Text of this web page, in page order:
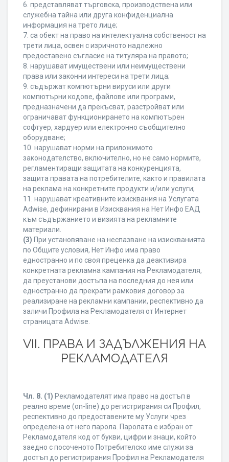
6. представляват търговска, производствена или
служебна тайна или друга конфиденциална
информация на трето лице;
7. са обект на право на интелектуална собственост на
трети лица, освен с изричното надлежно
предоставено съгласие на титуляра на правото;
8. нарушават имуществени или неимуществени
права или законни интереси на трети лица;
9. съдържат компютърни вируси или други
компютърни кодове, файлове или програми,
предназначени да прекъсват, разстройват или
ограничават функционирането на компютърен
софтуер, хардуер или електронно съобщително
оборудване;
10. нарушават норми на приложимото
законодателство, включително, но не само нормите,
регламентиращи защитата на конкуренцията,
защита правата на потребителите, както и правилата
на реклама на конкретните продукти и/или услуги;
11. нарушават креативните изисквания на Услугата
Adwise, дефинирани в Изисквания на Нет Инфо ЕАД
към съдържанието и визията на рекламните
материали.
(3) При установяване на неспазване на изискванията
по Общите условия, Нет Инфо има право
едностранно и по своя преценка да деактивира
конкретната рекламна кампания на Рекламодателя,
да преустанови достъпа на последния до нея или
едностранно да прекрати рамковия договор за
реализиране на рекламни кампании, респективно да
заличи Профила на Рекламодателя от Интернет
страницата Adwise.
VII. ПРАВА И ЗАДЪЛЖЕНИЯ НА
РЕКЛАМОДАТЕЛЯ
Чл. 8. (1) Рекламодателят има право на достъп в
реално време (on-line) до регистрирания си Профил,
респективно до предоставените му Услуги чрез
определена от него парола. Паролата е избран от
Рекламодателя код от букви, цифри и знаци, който
заедно с посоченото Потребителско име служи за
достъп до регистрирания Профил на Рекламодателя